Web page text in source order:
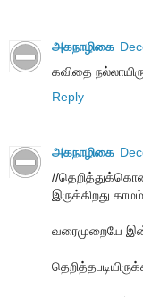
அகநாழிகை
கவிதை
Reply
அகநாழிகை
//
இருக்கிறது காமம்
வரைமுறையே